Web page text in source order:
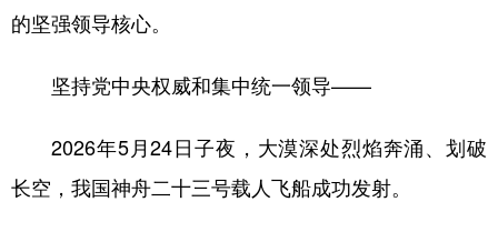
的坚强领导核心。
坚持党中央权威和集中统一领导——
2026年5月24日子夜，大漠深处烈焰奔涌、划破
长空，我国神舟二十三号载人飞船成功发射。